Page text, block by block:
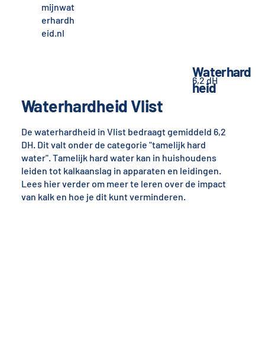
mijnwat
erhardh
eid.nl
Waterhardheid Vlist
De waterhardheid in Vlist bedraagt gemiddeld 6,2
DH. Dit valt onder de categorie "tamelijk hard
water". Tamelijk hard water kan in huishoudens
leiden tot kalkaanslag in apparaten en leidingen.
Lees hier verder om meer te leren over de impact
van kalk en hoe je dit kunt verminderen.
Waterhard
heid
6,2 dH